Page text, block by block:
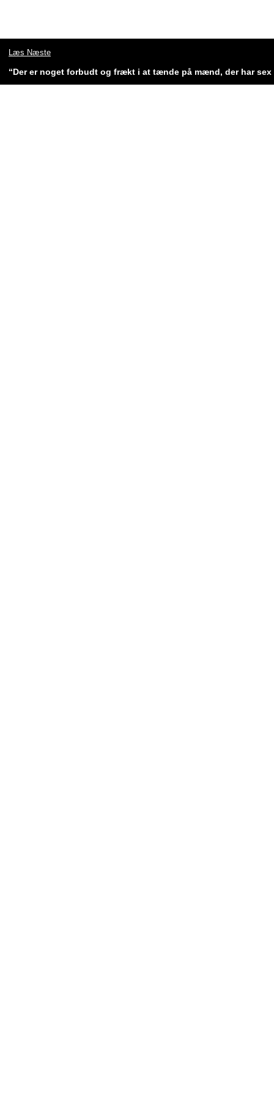
Læs Næste
“Der er noget forbudt og frækt i at tænde på mænd, der har sex